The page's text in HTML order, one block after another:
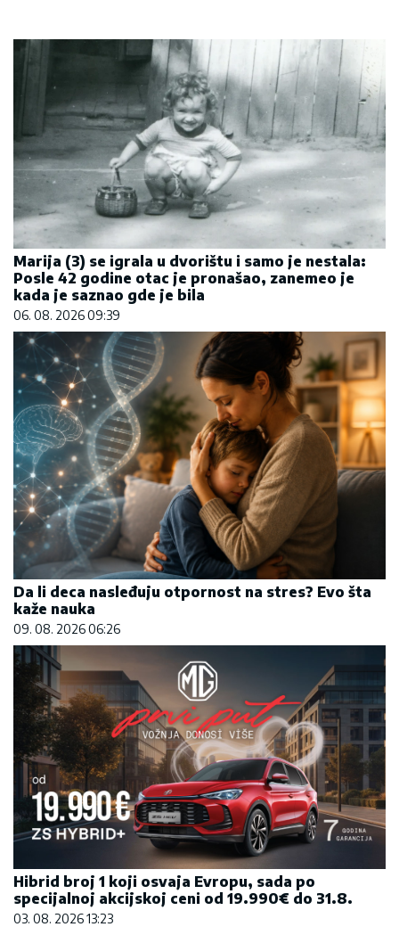
Marija (3) se igrala u dvorištu i samo je nestala:
Posle 42 godine otac je pronašao, zanemeo je
kada je saznao gde je bila
06. 08. 2026 09:39
Da li deca nasleđuju otpornost na stres? Evo šta
kaže nauka
09. 08. 2026 06:26
Hibrid broj 1 koji osvaja Evropu, sada po
specijalnoj akcijskoj ceni od 19.990€ do 31.8.
03. 08. 2026 13:23